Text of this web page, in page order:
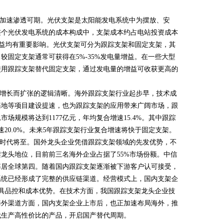
速渗透可期。光伏支架是太阳能发电系统中为摆放、安
光伏发电系统的成本构成中，支架成本约占电站投资成本
均有重要影响。光伏支架可分为跟踪支架和固定支架，其
固定支架通常可获得在5%-35%发电量增益。在一些大型
跟踪支架替代固定支架，通过发电量的增益可收获更高的
长而扩张的逻辑清晰。海外跟踪支架行业起步早，技术成
等项目建设提速，也为跟踪支架的应用带来广阔市场，跟
场规模将达到1177亿元，年均复合增速15.4%。其中跟踪
。未来5年跟踪支架行业复合增速将快于固定支架。
代将至。国外龙头企业凭借跟踪支架领域的先发优势，不
头地位，目前前三名海外企业占据了55%市场份额。中信
全球第四。随着国内跟踪支架逐渐被下游客户认可接受，
已经形成了完整的供应链渠道。经营模式上，国内支架企
品控和成本优势。在技术方面，我国跟踪支架龙头企业技
渠道方面，国内支架企业上市后，也正加速布局海外，推
产高性价比的产品，开启国产替代周期。